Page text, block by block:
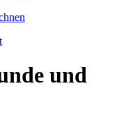
und